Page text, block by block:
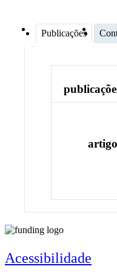
Publicações
Acessibilidade